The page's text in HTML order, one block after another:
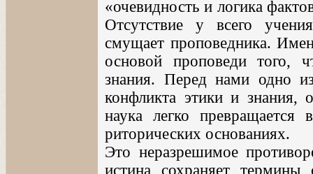
«очевидность и логика
Отсутствие у всего
смущает проповедника.
основой проповеди того,
знания. Перед нами одно
конфликта этики и знания,
наука легко
риторических основаниях.
Это неразрешимое
истина сохраняет